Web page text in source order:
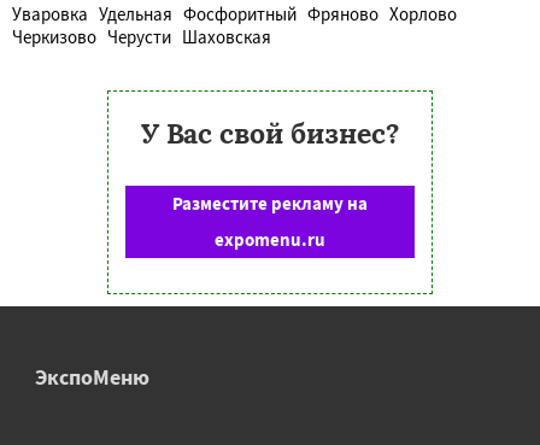
Уваровка Удельная Фосфоритный Фряново Хорлово
Черкизово Черусти Шаховская
У Вас свой бизнес?
Разместите рекламу на
expomenu.ru
ЭкспоМеню